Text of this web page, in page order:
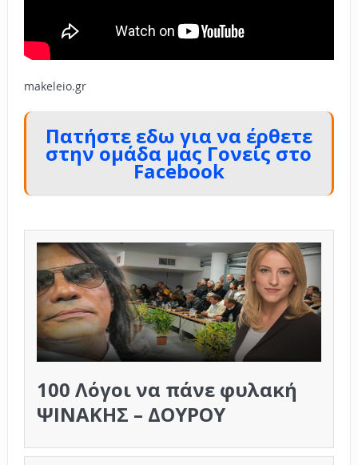
makeleio.gr
Πατήστε εδω για να έρθετε
στην ομάδα μας Γονείς στο
Facebook
100 Λόγοι να πάνε φυλακή
ΨΙΝΑΚΗΣ – ΔΟΥΡΟΥ